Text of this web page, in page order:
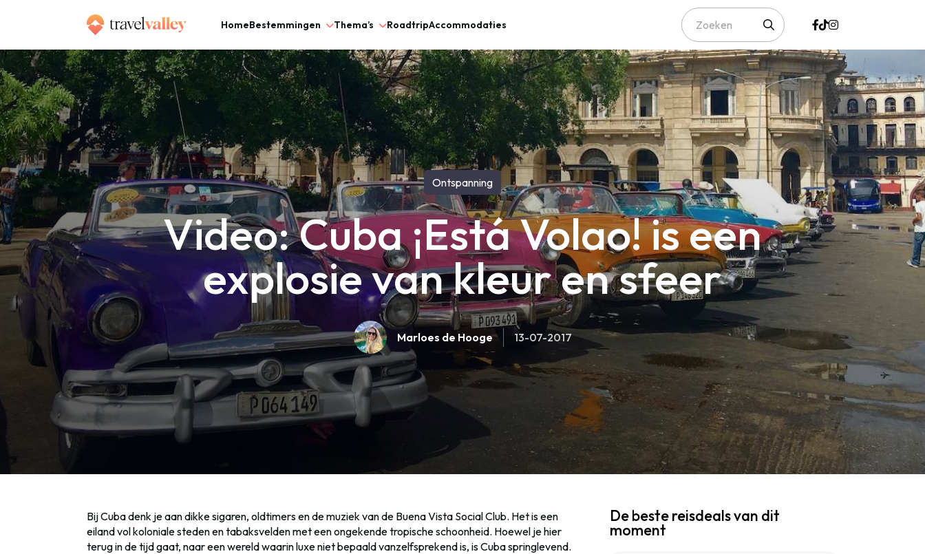
HomeBestemmingen Thema’s RoadtripAccommodaties
Home » Video: Cuba ¡Está Volao! is een explosie van kleur en sfeer
Ontspanning
Video: Cuba ¡Está Volao! is een
explosie van kleur en sfeer
Marloes de Hooge 13-07-2017
Bij Cuba denk je aan dikke sigaren, oldtimers en de muziek van de Buena Vista Social Club. Het is een
eiland vol koloniale steden en tabaksvelden met een ongekende tropische schoonheid. Hoewel je hier
terug in de tijd gaat, naar een wereld waarin luxe niet bepaald vanzelfsprekend is, is Cuba springlevend.
De beste reisdeals van dit
moment